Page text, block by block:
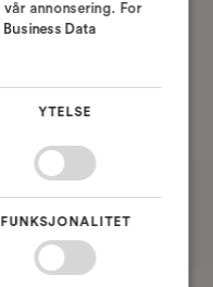
ledningslengde
for å
og
for Z-akse og
Electrical
(CSets)
NORWEGIAN
annonsering. For
Data
YTELSE
FUNKSJONALITET